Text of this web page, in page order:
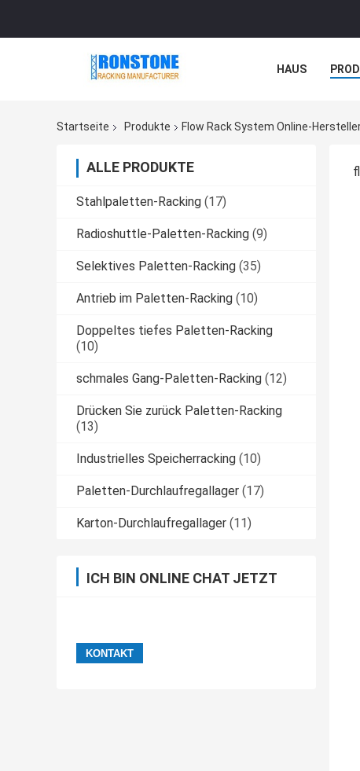
HAUS
Startseite
Produkte Flow Rack System Online-
ALLE PRODUKTE
Stahlpaletten-Racking (17)
Radioshuttle-Paletten-Racking (9)
Selektives Paletten-Racking (35)
Antrieb im Paletten-Racking (10)
Doppeltes tiefes Paletten-Racking
(10)
schmales Gang-Paletten-Racking (12)
Drücken Sie zurück Paletten-Racking
(13)
Industrielles Speicherracking (10)
Paletten-Durchlaufregallager (17)
Karton-Durchlaufregallager (11)
ICH BIN ONLINE CHAT JETZT